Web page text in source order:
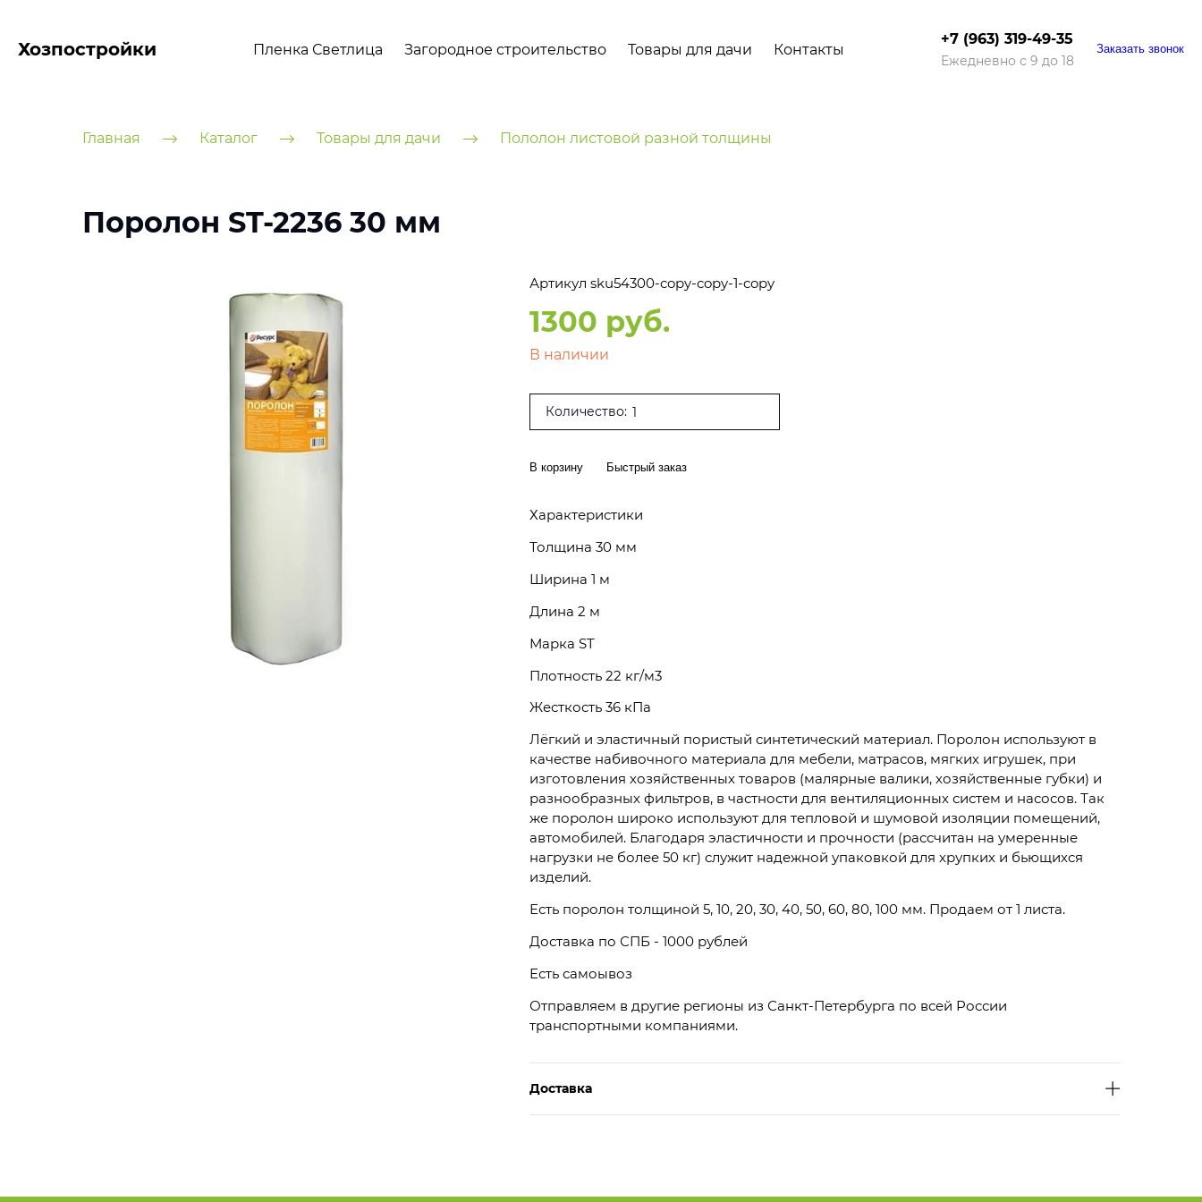
Хозпостройки Пленка Светлица Загородное строительство Товары для дачи Контакты
+7 (963) 319-49-35
Ежедневно с 9 до 18
Заказать звонок
Главная Каталог Товары для дачи Пололон листовой разной толщины
Поролон ST-2236 30 мм
Артикул sku54300-copy-copy-1-copy
1300 руб.
В наличии
Количество:
В корзину Быстрый заказ
Характеристики
Толщина 30 мм
Ширина 1 м
Длина 2 м
Марка ST
Плотность 22 кг/м3
Жесткость 36 кПа
Лёгкий и эластичный пористый синтетический материал. Поролон используют в
качестве набивочного материала для мебели, матрасов, мягких игрушек, при
изготовления хозяйственных товаров (малярные валики, хозяйственные губки) и
разнообразных фильтров, в частности для вентиляционных систем и насосов. Так
же поролон широко используют для тепловой и шумовой изоляции помещений,
автомобилей. Благодаря эластичности и прочности (рассчитан на умеренные
нагрузки не более 50 кг) служит надежной упаковкой для хрупких и бьющихся
изделий.
Есть поролон толщиной 5, 10, 20, 30, 40, 50, 60, 80, 100 мм. Продаем от 1 листа.
Доставка по СПБ - 1000 рублей
Есть самоывоз
Отправляем в другие регионы из Санкт-Петербурга по всей России
транспортными компаниями.
Доставка